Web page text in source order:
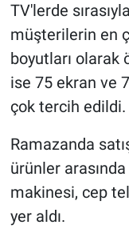
TV'lerde
müşterilerin en
boyutları olarak
ise 75 ekran ve
çok tercih edildi.
Ramazanda
ürünler
makinesi, cep
yer aldı.